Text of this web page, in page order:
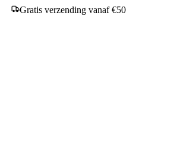
Gratis verzending vanaf €50